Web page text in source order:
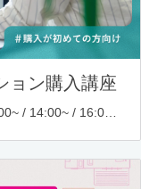
ョン購入講座